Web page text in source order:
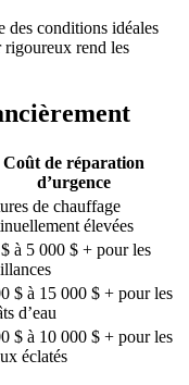
des conditions idéales
rigoureux rend les
Coût de réparation
d’urgence
de chauffage
élevées
à 5 000 $ + pour les
$ à 15 000 $ + pour les
d’eau
$ à 10 000 $ + pour les
éclatés